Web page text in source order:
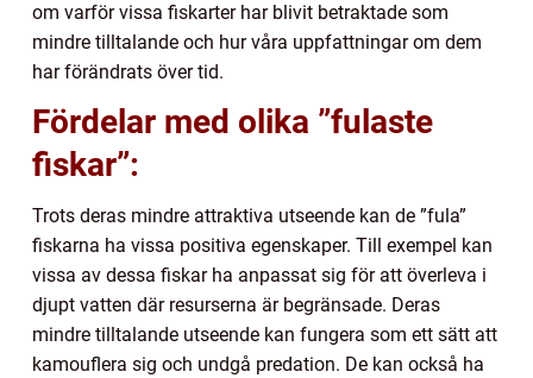
om varför vissa fiskarter har blivit betraktade som
mindre tilltalande och hur våra uppfattningar om dem
har förändrats över tid.
Fördelar med olika ”fulaste
fiskar”:
Trots deras mindre attraktiva utseende kan de ”fula”
fiskarna ha vissa positiva egenskaper. Till exempel kan
vissa av dessa fiskar ha anpassat sig för att överleva i
djupt vatten där resurserna är begränsade. Deras
mindre tilltalande utseende kan fungera som ett sätt att
kamouflera sig och undgå predation. De kan också ha